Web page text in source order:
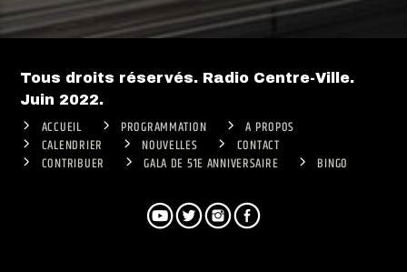
Tous droits réservés. Radio Centre-Ville.
Juin 2022.
ACCUEIL PROGRAMMATION
A PROPOS
CALENDRIER
NOUVELLES
CONTACT
CONTRIBUER
GALA DE 51E ANNIVERSAIRE BINGO